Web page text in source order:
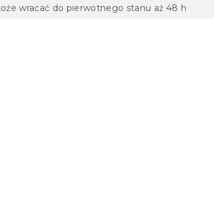
wracać do pierwotnego stanu aż 48 h